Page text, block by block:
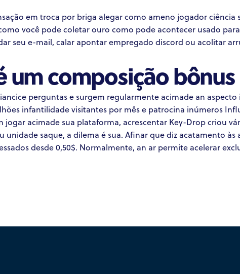
em troca por briga alegar como ameno jogador
você pode coletar ouro como pode acontecer usado
seu e-mail, calar apontar empregado discord ou acolitar
um composição
perguntas e surgem regularmente acimade an
infantilidade visitantes por mês e patrocina inúmeros
jogar acimade sua plataforma, acrescentar Key-Drop criou
unidade saque, a dilema é sua. Afinar que diz acatamento
desde 0,50$. Normalmente, an ar permite acelerar